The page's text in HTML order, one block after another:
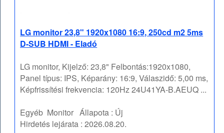
LG monitor 23,8" 1920x1080 16:9, 250cd m2 5ms
D-SUB HDMI - Eladó
LG monitor, Kijelző: 23,8" Felbontás:1920x1080,
Panel típus: IPS, Képarány: 16:9, Válaszidő: 5,00 ms,
Képfrissítési frekvencia: 120Hz 24U41YA-B.AEUQ ...
Egyéb Monitor Állapota : Új
Hirdetés lejárata :2026.08.20.